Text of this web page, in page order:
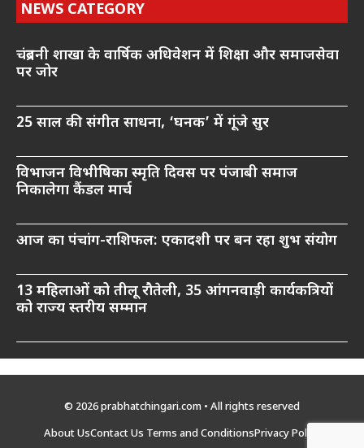
NEWS CATEGORY
चंद्रबनी शाखा के वार्षिक अधिवेशन में शिक्षा और समाजसेवा
पर जोर
25 साल की संगीत साधना, ‘घनक’ में गूंजे सुर
विभाजन विभीषिका स्मृति दिवस पर पंजाबी समाज
निकालेगा कैंडल मार्च
आज का पंचांग-राशिफल: एकादशी पर बन रहा शुभ संयोग
13 महिलाओं को तीलू रौतेली, 35 आंगनवाड़ी कार्यकत्रियों
को राज्य स्तरीय सम्मान
© 2026 prabhatchingari.com • All rights reserved
About UsContact Us Terms and ConditionsPrivacy Policy